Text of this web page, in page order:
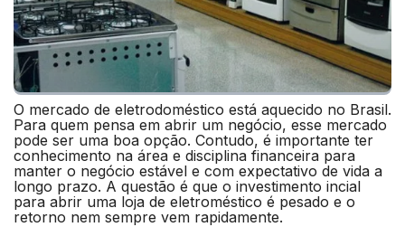
O mercado de eletrodoméstico está aquecido no Brasil.
Para quem pensa em abrir um negócio, esse mercado
pode ser uma boa opção. Contudo, é importante ter
conhecimento na área e disciplina financeira para
manter o negócio estável e com expectativo de vida a
longo prazo. A questão é que o investimento incial
para abrir uma loja de eletroméstico é pesado e o
retorno nem sempre vem rapidamente.